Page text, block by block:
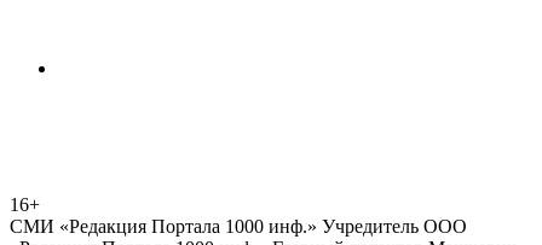
16+
СМИ «Редакция Портала 1000 инф.» Учредитель ООО